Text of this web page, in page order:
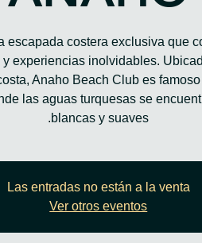
escapada costera exclusiva que
y experiencias inolvidables.
Anaho Beach Club es
las aguas turquesas se
blancas y suaves.
Las entradas no están a la venta
Ver otros eventos